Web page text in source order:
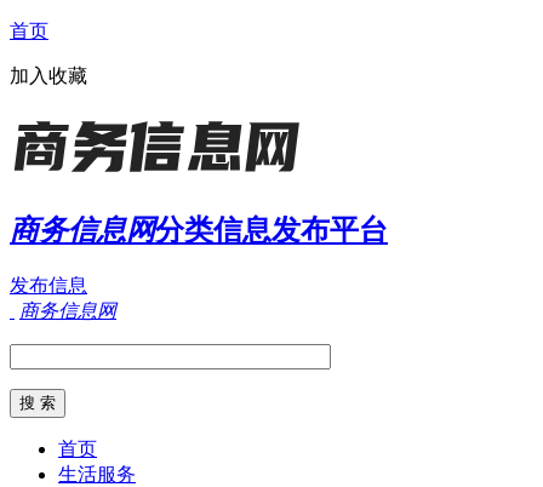
首页
加入收藏
商务信息网分类信息发布平台
发布信息
商务信息网
首页
生活服务